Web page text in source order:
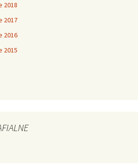
2018
2017
2016
2015